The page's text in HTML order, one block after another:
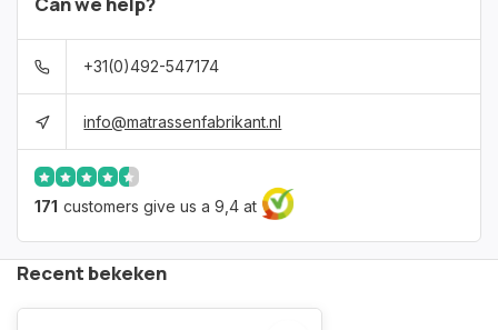
+31(0)492-547174
info@matrassenfabrikant.nl
171 customers give us a 9,4 at
Recent bekeken